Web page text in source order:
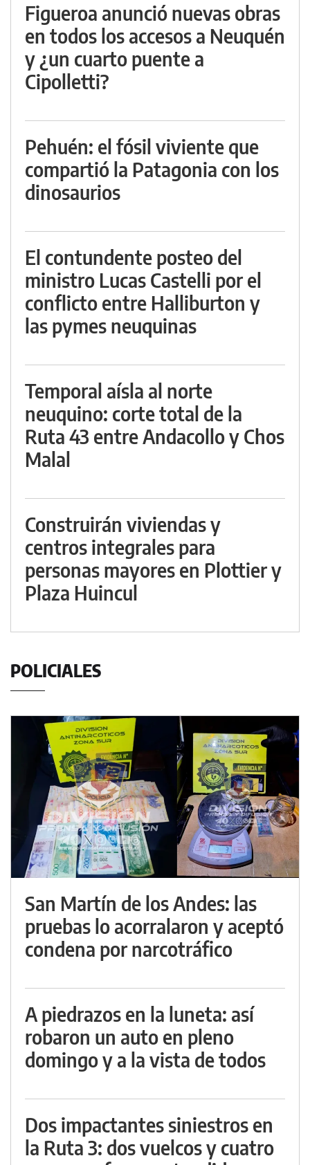
Figueroa anunció nuevas obras
en todos los accesos a Neuquén
y ¿un cuarto puente a
Cipolletti?
Pehuén: el fósil viviente que
compartió la Patagonia con los
dinosaurios
El contundente posteo del
ministro Lucas Castelli por el
conflicto entre Halliburton y
las pymes neuquinas
Temporal aísla al norte
neuquino: corte total de la
Ruta 43 entre Andacollo y Chos
Malal
Construirán viviendas y
centros integrales para
personas mayores en Plottier y
Plaza Huincul
POLICIALES
San Martín de los Andes: las
pruebas lo acorralaron y aceptó
condena por narcotráfico
A piedrazos en la luneta: así
robaron un auto en pleno
domingo y a la vista de todos
Dos impactantes siniestros en
la Ruta 3: dos vuelcos y cuatro